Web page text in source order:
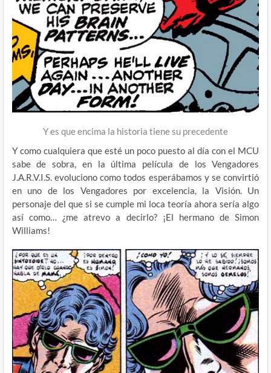
Y es que encima la historia tiene su precedente
Y como cualquiera que esté un poco puesto al día con el MCU
sabe de sobra, en la última película de los Vengadores
J.A.R.V.I.S. evoluciono como todos esperábamos y se convirtió
en uno de los Vengadores por excelencia, la Visión. Un
personaje del que si se cumple mi loca teoría ahora sería algo
así como… ¿me atrevo a decirlo? ¡El hermano de Simon
Williams!